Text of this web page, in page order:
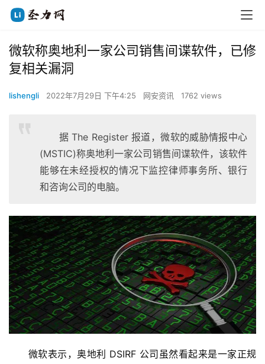
微软称奥地利一家公司销售间谍软件，已修
复相关漏洞
lishengli 2022年7月29日 下午4:25 网安资讯 1762 views
据 The Register 报道，微软的威胁情报中心
(MSTIC)称奥地利一家公司销售间谍软件，该软件
能够在未经授权的情况下监控律师事务所、银行
和咨询公司的电脑。
微软表示，奥地利 DSIRF 公司虽然看起来是一家正规